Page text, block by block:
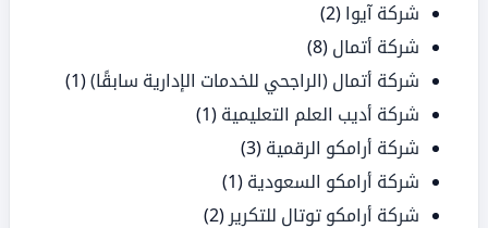
شركة آيوا (2)
شركة أتمال (8)
شركة أتمال (الراجحي للخدمات الإدارية سابقًا)(1)
شركة أديب العلم التعليمية (1)
شركة أرامكو الرقمية (3)
شركة أرامكو السعودية (1)
شركة أرامكو توتال للتكرير (2)